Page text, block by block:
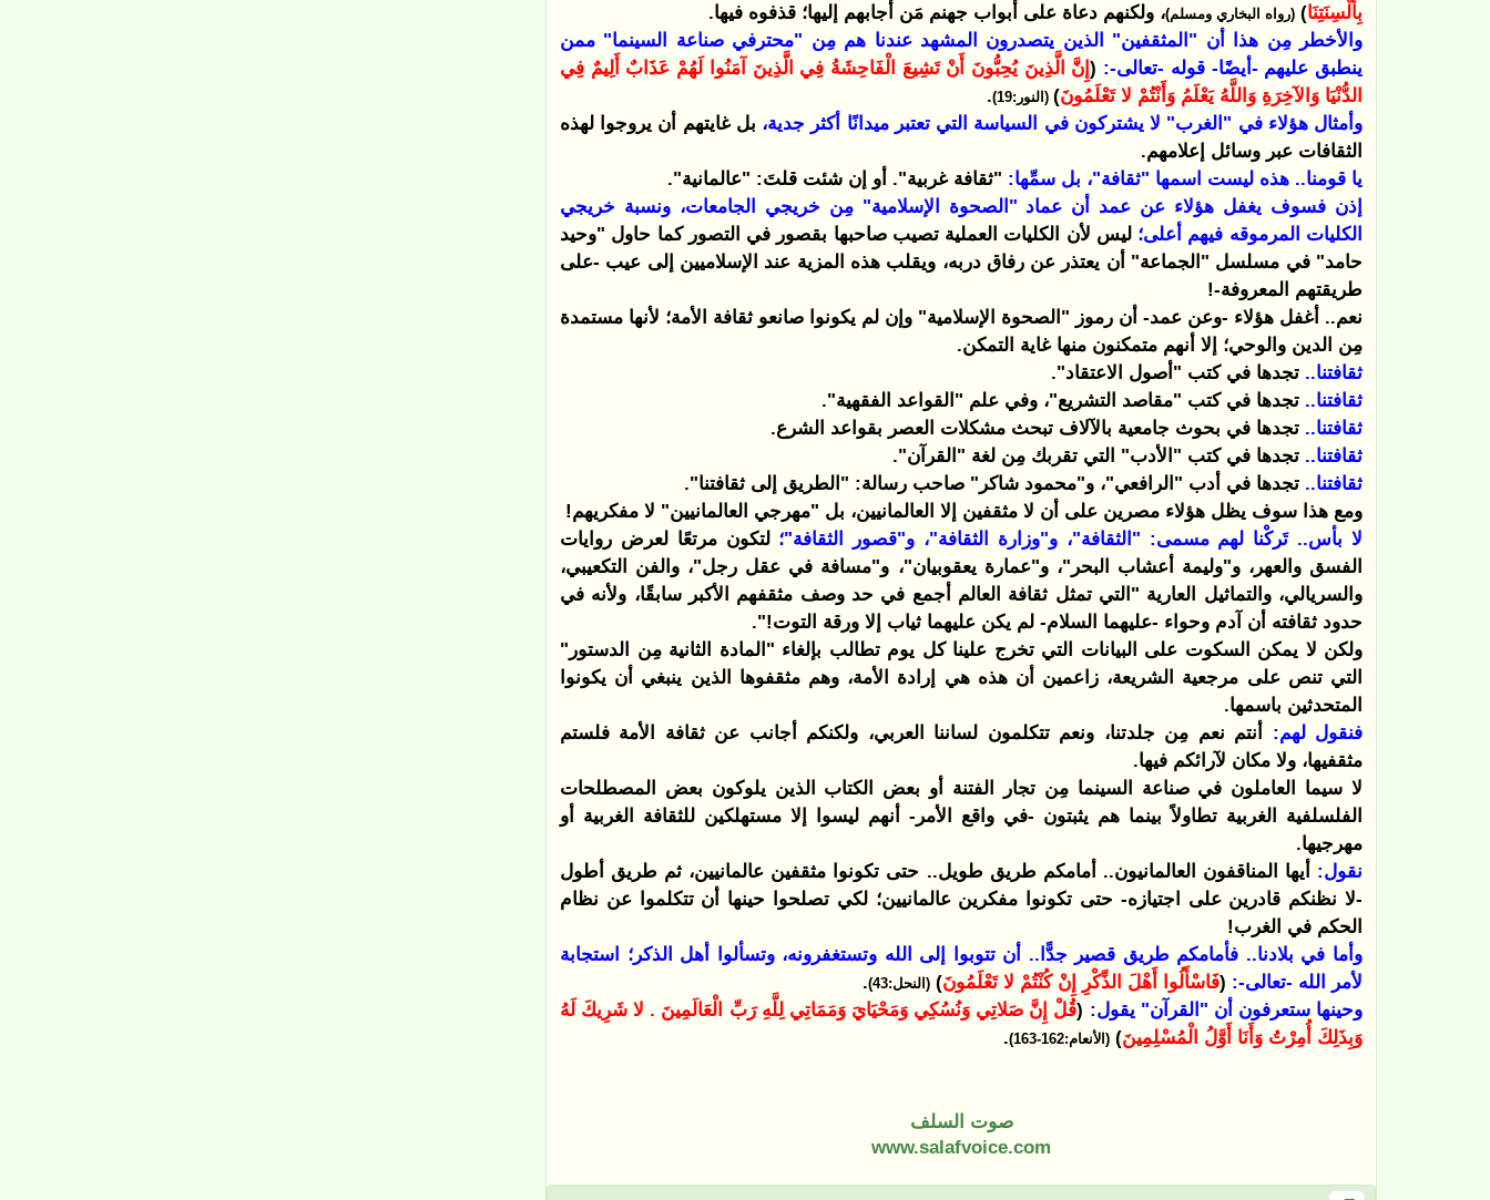
بِأَلْسِنَتِنَا) (رواه البخاري ومسلم)، ولكنهم دعاة على أبواب جهنم مَن أجابهم إليها؛ قذفوه فيها.
والأخطر مِن هذا أن "المثقفين" الذين يتصدرون المشهد عندنا هم مِن "محترفي صناعة السينما" ممن
ينطبق عليهم -أيضًا- قوله -تعالى-: (إِنَّ الَّذِينَ يُحِبُّونَ أَنْ تَشِيعَ الْفَاحِشَةُ فِي الَّذِينَ آمَنُوا لَهُمْ عَذَابٌ أَلِيمٌ فِي
الدُّنْيَا وَالآخِرَةِ وَاللَّهُ يَعْلَمُ وَأَنْتُمْ لا تَعْلَمُونَ) (النور:19)
.
وأمثال هؤلاء في "الغرب" لا يشتركون في السياسة التي تعتبر ميدانًا أكثر جدية، بل غايتهم أن يروجوا لهذه
الثقافات عبر وسائل إعلامهم.
يا قومنا.. هذه ليست اسمها "ثقافة"، بل سمِّها: "ثقافة غربية". أو إن شئت قلتَ: "عالمانية".
إذن فسوف يغفل هؤلاء عن عمد أن عماد "الصحوة الإسلامية" مِن خريجي الجامعات، ونسبة خريجي
الكليات المرموقه فيهم أعلى؛ليس لأن الكليات العملية تصيب صاحبها بقصور في التصور كما حاول "وحيد
حامد" في مسلسل "الجماعة" أن يعتذر عن رفاق دربه، ويقلب هذه المزية عند الإسلاميين إلى عيب -على
طريقتهم المعروفة-!
نعم.. أغفل هؤلاء -وعن عمد- أن رموز "الصحوة الإسلامية" وإن لم يكونوا صانعو ثقافة الأمة؛ لأنها مستمدة
مِن الدين والوحي؛ إلا أنهم متمكنون منها غاية التمكن.
ثقافتنا.. تجدها في كتب "أصول الاعتقاد".
ثقافتنا.. تجدها في كتب "مقاصد التشريع"، وفي علم "القواعد الفقهية".
ثقافتنا.. تجدها في بحوث جامعية بالآلاف تبحث مشكلات العصر بقواعد الشرع.
ثقافتنا.. تجدها في كتب "الأدب" التي تقربك مِن لغة "القرآن".
ثقافتنا.. تجدها في أدب "الرافعي"، و"محمود شاكر" صاحب رسالة: "الطريق إلى ثقافتنا".
ومع هذا سوف يظل هؤلاء مصرين على أن لا مثقفين إلا العالمانيين، بل "مهرجي العالمانيين" لا مفكريهم!
لا بأس.. تَركْنا لهم مسمى: "الثقافة"، و"وزارة الثقافة"، و"قصور الثقافة"؛ لتكون مرتعًا لعرض روايات
الفسق والعهر، و"وليمة أعشاب البحر"، و"عمارة يعقوبيان"، و"مسافة في عقل رجل"، والفن التكعيبي،
والسريالي، والتماثيل العارية "التي تمثل ثقافة العالم أجمع في حد وصف مثقفهم الأكبر سابقًا، ولأنه في
حدود ثقافته أن آدم وحواء -عليهما السلام- لم يكن عليهما ثياب إلا ورقة التوت!".
ولكن لا يمكن السكوت على البيانات التي تخرج علينا كل يوم تطالب بإلغاء "المادة الثانية مِن الدستور"
التي تنص على مرجعية الشريعة، زاعمين أن هذه هي إرادة الأمة، وهم مثقفوها الذين ينبغي أن يكونوا
المتحدثين باسمها.
فنقول لهم: أنتم نعم مِن جلدتنا، ونعم تتكلمون لساننا العربي، ولكنكم أجانب عن ثقافة الأمة فلستم
مثقفيها، ولا مكان لآرائكم فيها.
لا سيما العاملون في صناعة السينما مِن تجار الفتنة أو بعض الكتاب الذين يلوكون بعض المصطلحات
الفلسلفية الغربية تطاولاً بينما هم يثبتون -في واقع الأمر- أنهم ليسوا إلا مستهلكين للثقافة الغربية أو
مهرجيها.
نقول: أيها المناقفون العالمانيون.. أمامكم طريق طويل.. حتى تكونوا مثقفين عالمانيين، ثم طريق أطول
-لا نظنكم قادرين على اجتيازه- حتى تكونوا مفكرين عالمانيين؛ لكي تصلحوا حينها أن تتكلموا عن نظام
الحكم في الغرب!
وأما في بلادنا.. فأمامكم طريق قصير جدًّا.. أن تتوبوا إلى الله وتستغفرونه، وتسألوا أهل الذكر؛ استجابة
لأمر الله -تعالى-: (فَاسْأَلُوا أَهْلَ الذِّكْرِ إِنْ كُنْتُمْ لا تَعْلَمُونَ) (النحل:43)
.
وحينها ستعرفون أن "القرآن" يقول: (قُلْ إِنَّ صَلاتِي وَنُسُكِي وَمَحْيَايَ وَمَمَاتِي لِلَّهِ رَبِّ الْعَالَمِينَ . لا شَرِيكَ لَهُ
وَبِذَلِكَ أُمِرْتُ وَأَنَا أَوَّلُ الْمُسْلِمِينَ) (الأنعام:162-163) .
صوت السلف
www.salafvoice.com